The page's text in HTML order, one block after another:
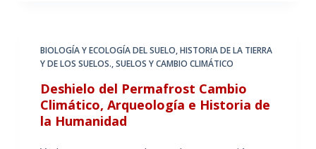
BIOLOGÍA Y ECOLOGÍA DEL SUELO,HISTORIA DE LA TIERRA
Y DE LOS SUELOS.,SUELOS Y CAMBIO CLIMÁTICO
Deshielo del Permafrost Cambio
Climático, Arqueología e Historia de
la Humanidad